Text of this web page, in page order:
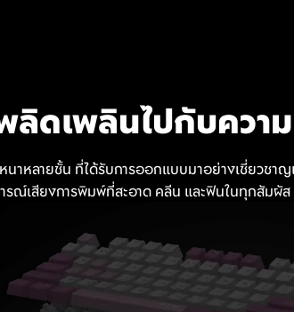
ลิดเพลินไปกับควา
นาหลายชั้น ที่ได้รับการออกแบบมาอย่างเชี่ยวช
รณ์เสียงการพิมพ์ที่สะอาด คลีน และฟินในทุกสัมผั